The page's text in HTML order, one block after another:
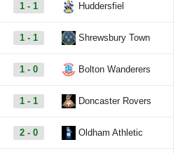
1 - 1 Huddersfiel
1 - 1 Shrewsbury Town
1 - 0 Bolton Wanderers
1 - 1 Doncaster Rovers
2 - 0 Oldham Athletic